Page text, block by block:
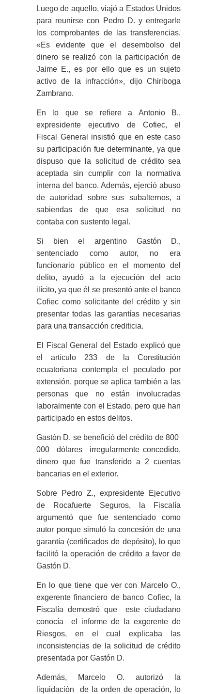
Luego de aquello, viajó a Estados Unidos
para reunirse con Pedro D. y entregarle
los comprobantes de las transferencias.
«Es evidente que el desembolso del
dinero se realizó con la participación de
Jaime E., es por ello que es un sujeto
activo de la infracción», dijo Chiriboga
Zambrano.
En lo que se refiere a Antonio B.,
expresidente ejecutivo de Cofiec, el
Fiscal General insistió que en este caso
su participación fue determinante, ya que
dispuso que la solicitud de crédito sea
aceptada sin cumplir con la normativa
interna del banco. Además, ejerció abuso
de autoridad sobre sus subalternos, a
sabiendas de que esa solicitud no
contaba con sustento legal.
Si bien el argentino Gastón D.,
sentenciado como autor, no era
funcionario público en el momento del
delito, ayudó a la ejecución del acto
ilícito, ya que él se presentó ante el banco
Cofiec como solicitante del crédito y sin
presentar todas las garantías necesarias
para una transacción crediticia.
El Fiscal General del Estado explicó que
el artículo 233 de la Constitución
ecuatoriana contempla el peculado por
extensión, porque se aplica también a las
personas que no están involucradas
laboralmente con el Estado, pero que han
participado en estos delitos.
Gastón D. se benefició del crédito de 800
000 dólares irregularmente concedido,
dinero que fue transferido a 2 cuentas
bancarias en el exterior.
Sobre Pedro Z., expresidente Ejecutivo
de Rocafuerte Seguros, la Fiscalía
argumentó que fue sentenciado como
autor porque simuló la concesión de una
garantía (certificados de depósito), lo que
facilitó la operación de crédito a favor de
Gastón D.
En lo que tiene que ver con Marcelo O.,
exgerente financiero de banco Cofiec, la
Fiscalía demostró que este ciudadano
conocía el informe de la exgerente de
Riesgos, en el cual explicaba las
inconsistencias de la solicitud de crédito
presentada por Gastón D.
Además, Marcelo O. autorizó la
liquidación de la orden de operación, lo